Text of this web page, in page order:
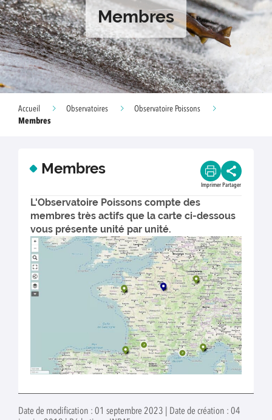
Membres
Accueil Observatoires
Observatoire Poissons
Membres
Membres
Imprimer Partager
L'Observatoire Poissons compte des
membres très actifs que la carte ci-dessous
vous présente unité par unité.
Date de modification : 01 septembre 2023 | Date de création : 04